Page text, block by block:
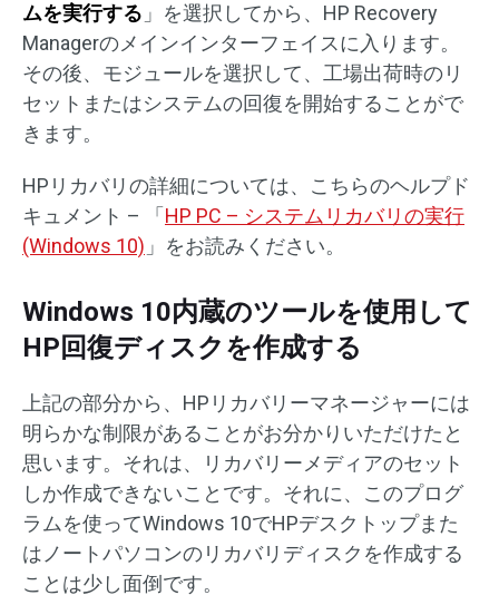
ムを実行する 」を選択してから、HP Recovery
Managerのメインインターフェイスに入ります。
その後、モジュールを選択して、工場出荷時のリ
セットまたはシステムの回復を開始することがで
きます。
HPリカバリの詳細については、こちらのヘルプド
キュメント – 「 HP PC – システムリカバリの実行
(Windows 10) 」をお読みください。
Windows 10内蔵のツールを使用して
HP回復ディスクを作成する
上記の部分から、HPリカバリーマネージャーには
明らかな制限があることがお分かりいただけたと
思います。それは、リカバリーメディアのセット
しか作成できないことです。それに、このプログ
ラムを使ってWindows 10でHPデスクトップまた
はノートパソコンのリカバリディスクを作成する
ことは少し面倒です。